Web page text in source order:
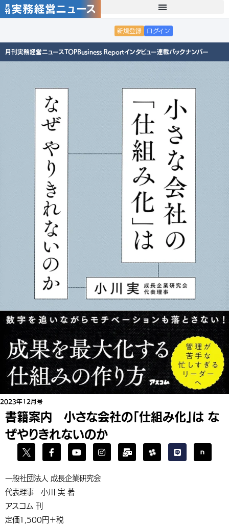
新規登録 ログイン
月刊実務経営ニュースTOPBusiness Reportインタビュー連載バックナンバー
2023年12月号
書籍案内 小さな会社の「仕組み化」は な
ぜやりきれないのか
一般社団法人 成長企業研究会
代表理事 小川 実 著
アスコム 刊
定価1,500円＋税